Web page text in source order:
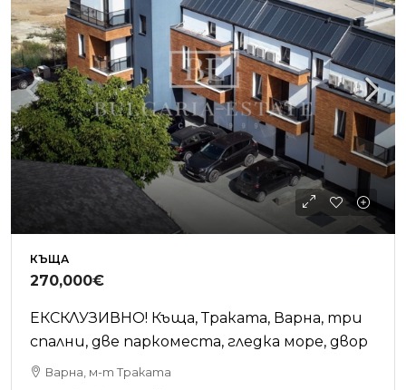
КЪЩА
270,000€
ЕКСКЛУЗИВНО! Къща, Траката, Варна, три
спални, две паркоместа, гледка море, двор
Варна, м-т Траката